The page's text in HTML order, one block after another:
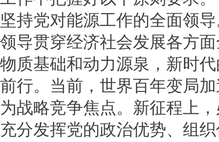
坚持党对能源工作的全面领
领导贯穿经济社会发展各方
物质基础和动力源泉，新时
前行。当前，世界百年变局
为战略竞争焦点。新征程上
充分发挥党的政治优势、组